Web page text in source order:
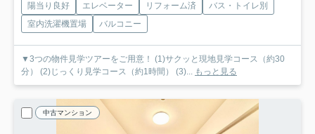
陽当り良好 エレベーター リフォーム済
バス・トイレ別
室内洗濯機置場
バルコニー
▼3つの物件見学ツアーをご用意！ (1)サクッと現地見学コース（約30
分） (2)じっくり見学コース（約1時間） (3)... もっと見る
中古マンション